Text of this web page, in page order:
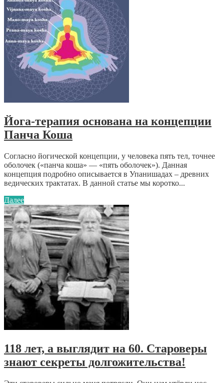
Йога-терапия основана на концепции
Панча Коша
Согласно йогической концепции, у человека пять тел, точнее
оболочек («панча коша» — «пять оболочек»). Данная
концепция подробно описывается в Упанишадах – древних
ведических трактатах. В данной статье мы коротко...
Далее
118 лет, а выглядит на 60. Староверы
знают секреты долгожительства!